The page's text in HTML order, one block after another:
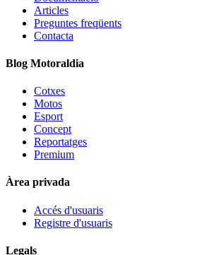
Articles
Preguntes freqüents
Contacta
Blog Motoraldia
Cotxes
Motos
Esport
Concept
Reportatges
Premium
Àrea privada
Accés d'usuaris
Registre d'usuaris
Legals